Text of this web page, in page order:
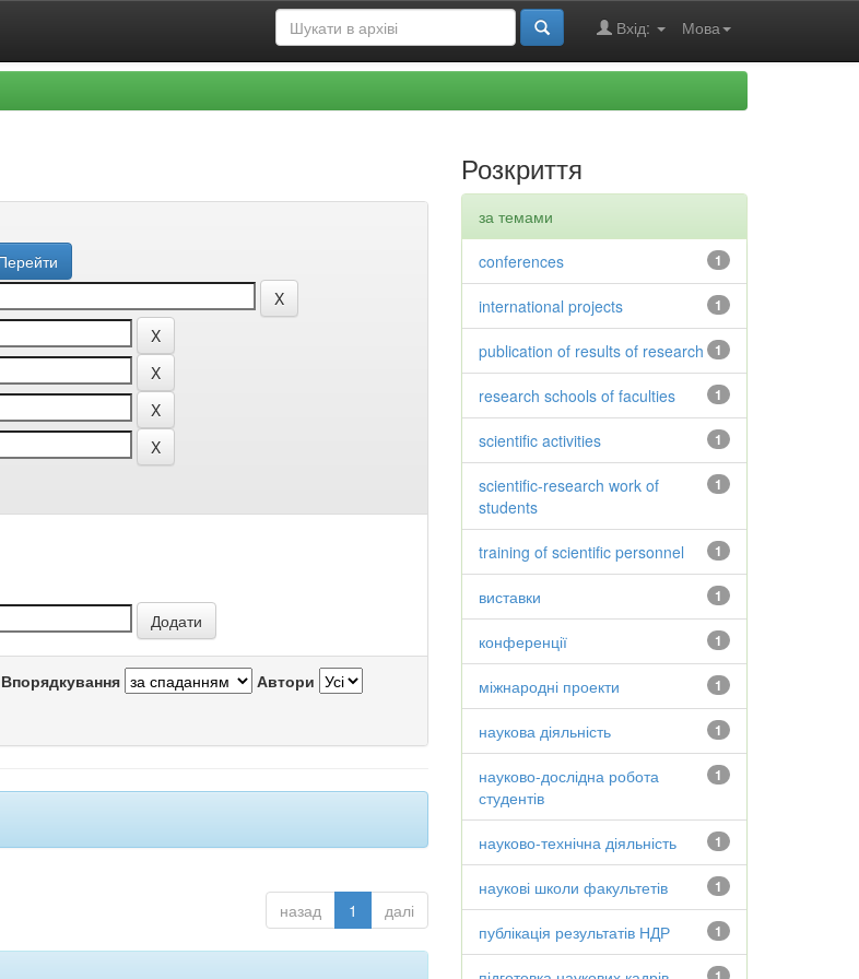
Мова
Вхід:
Впорядкування Автори
назад 1 далі
Розкриття
за темами
1
conferences
1
international projects
1
publication of results of research
1
research schools of faculties
1
scientific activities
1
scientific-research work of
students
1
training of scientific personnel
1
виставки
1
конференції
1
міжнародні проекти
1
наукова діяльність
1
науково-дослідна робота
студентів
1
науково-технічна діяльність
1
наукові школи факультетів
1
публікація результатів НДР